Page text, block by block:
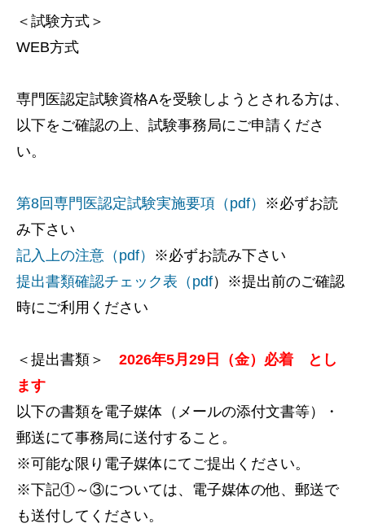
＜試験方式＞
WEB方式
専門医認定試験資格Aを受験しようとされる方は、
以下をご確認の上、試験事務局にご申請くださ
い。
第8回専門医認定試験実施要項（pdf） ※必ずお読
み下さい
記入上の注意（pdf） ※必ずお読み下さい
提出書類確認チェック表（pdf）※提出前のご確認
時にご利用ください
＜提出書類＞ 2026年5月29日（金）必着 とし
ます
以下の書類を電子媒体（メールの添付文書等）・
郵送にて事務局に送付すること。
※可能な限り電子媒体にてご提出ください。
※下記①～③については、電子媒体の他、郵送で
も送付してください。